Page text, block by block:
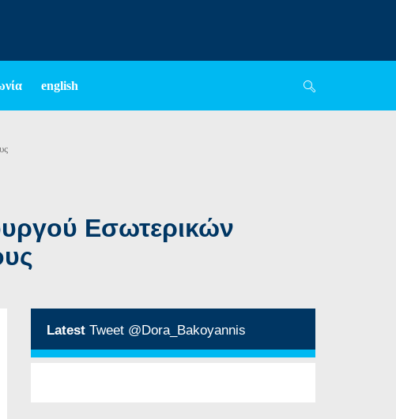
english
Εσωτερικών
Latest Tweet @Dora_Bakoyannis